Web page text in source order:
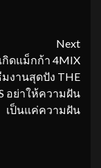
Next
กิดแม็กก้า 4MIX
งานสุดปัง THE
อย่าให้ความฝัน
เป็นแค่ความฝัน